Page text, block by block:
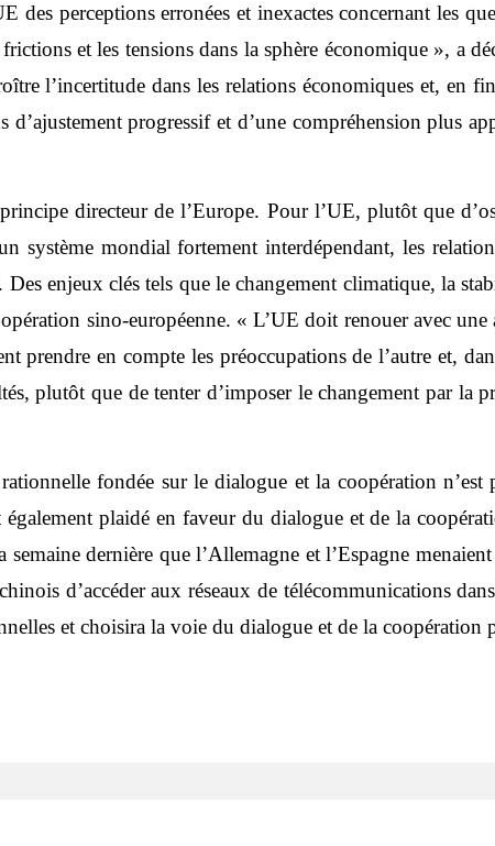
des perceptions erronées et inexactes concernant les
et les tensions dans la sphère économique », a
l’incertitude dans les relations économiques et, en
d’ajustement progressif et d’une compréhension plus
directeur de l’Europe. Pour l’UE, plutôt que
système mondial fortement interdépendant, les
enjeux clés tels que le changement climatique, la
sino-européenne. « L’UE doit renouer avec
prendre en compte les préoccupations de l’autre et,
plutôt que de tenter d’imposer le changement par la
fondée sur le dialogue et la coopération n’est
plaidé en faveur du dialogue et de la
dernière que l’Allemagne et l’Espagne
d’accéder aux réseaux de télécommunications
et choisira la voie du dialogue et de la